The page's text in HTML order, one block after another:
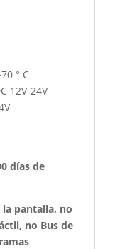
° C
12V-24V
días de
la pantalla, no
no Bus de